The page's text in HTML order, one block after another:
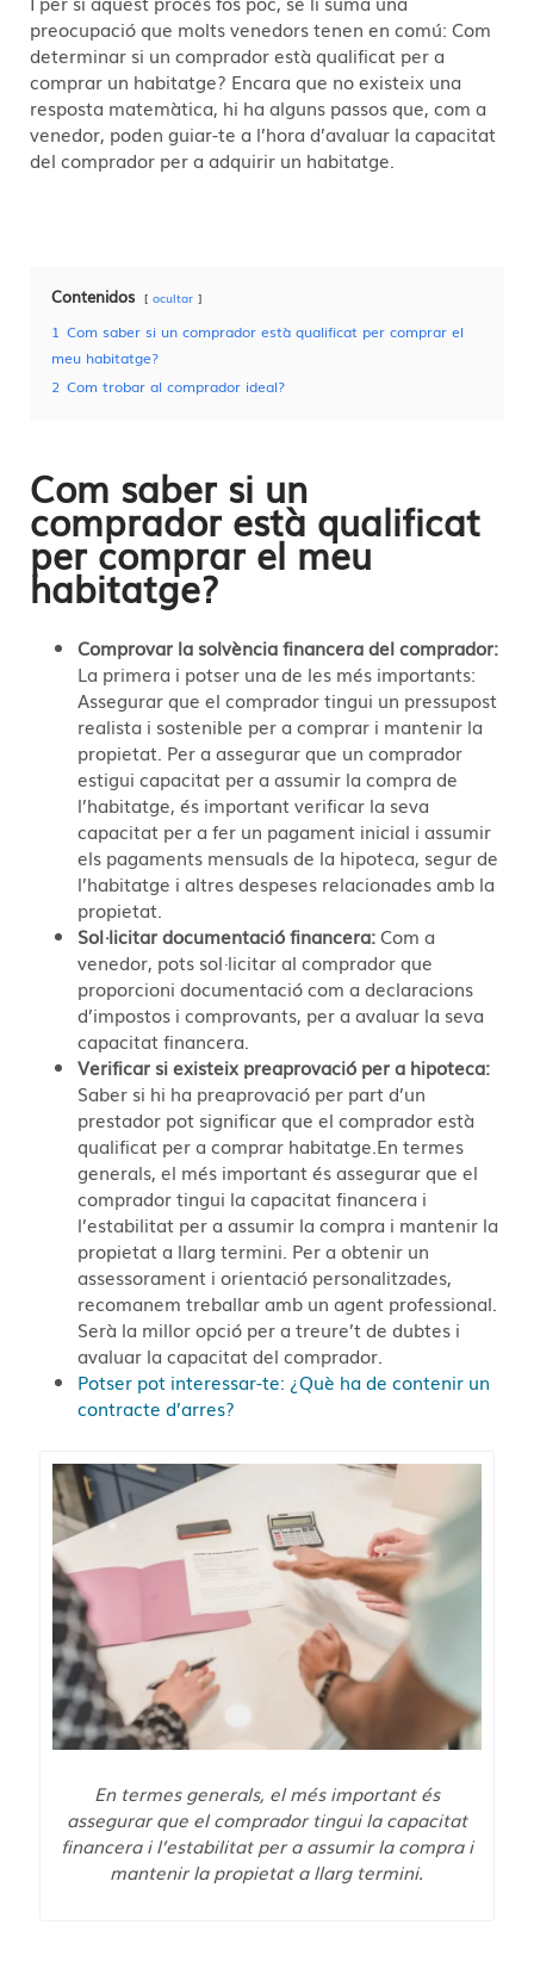
preocupació que molts venedors tenen en comú: Com
determinar si un comprador està qualificat per a
comprar un habitatge? Encara que no existeix una
resposta matemàtica, hi ha alguns passos que, com a
venedor, poden guiar-te a l’hora d’avaluar la capacitat
del comprador per a adquirir un habitatge.
Contenidos ocultar
1 Com saber si un comprador està qualificat per comprar el
meu habitatge?
2 Com trobar al comprador ideal?
Com saber si un
comprador està qualificat
per comprar el meu
habitatge?
Comprovar la solvència financera del comprador:
La primera i potser una de les més importants:
Assegurar que el comprador tingui un pressupost
realista i sostenible per a comprar i mantenir la
propietat. Per a assegurar que un comprador
estigui capacitat per a assumir la compra de
l’habitatge, és important verificar la seva
capacitat per a fer un pagament inicial i assumir
els pagaments mensuals de la hipoteca, segur de
l’habitatge i altres despeses relacionades amb la
propietat.
Sol·licitar documentació financera:Com a
venedor, pots sol·licitar al comprador que
proporcioni documentació com a declaracions
d’impostos i comprovants, per a avaluar la seva
capacitat financera.
Verificar si existeix preaprovació per a hipoteca:
Saber si hi ha preaprovació per part d’un
prestador pot significar que el comprador està
qualificat per a comprar habitatge.En termes
generals, el més important és assegurar que el
comprador tingui la capacitat financera i
l’estabilitat per a assumir la compra i mantenir la
propietat a llarg termini. Per a obtenir un
assessorament i orientació personalitzades,
recomanem treballar amb un agent professional.
Serà la millor opció per a treure’t de dubtes i
avaluar la capacitat del comprador.
Potser pot interessar-te: ¿Què ha de contenir un
contracte d’arres?
En termes generals, el més important és
assegurar que el comprador tingui la capacitat
financera i l’estabilitat per a assumir la compra i
mantenir la propietat a llarg termini.